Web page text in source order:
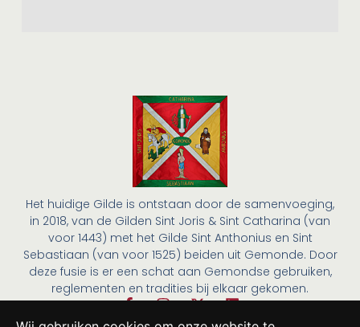
Het huidige Gilde is ontstaan door de samenvoeging,
in 2018, van de Gilden Sint Joris & Sint Catharina (van
voor 1443) met het Gilde Sint Anthonius en Sint
Sebastiaan (van voor 1525) beiden uit Gemonde. Door
deze fusie is er een schat aan Gemondse gebruiken,
reglementen en tradities bij elkaar gekomen.